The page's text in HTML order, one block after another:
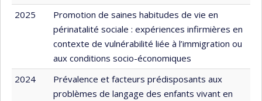
2025
Promotion de saines habitudes de vie en
périnatalité sociale : expériences infirmières en
contexte de vulnérabilité liée à l’immigration ou
aux conditions socio-économiques
2024
Prévalence et facteurs prédisposants aux
problèmes de langage des enfants vivant en